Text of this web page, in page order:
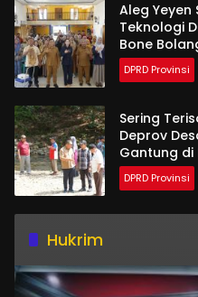
Aleg Yeyen
Teknologi
Bone
DPRD Provinsi
Sering
Deprov
Gantung di
DPRD Provinsi
Hukrim